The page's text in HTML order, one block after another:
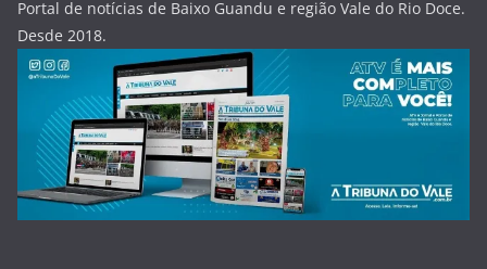
Portal de notícias de Baixo Guandu e região Vale do Rio Doce.
Desde 2018.